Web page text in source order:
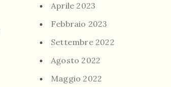
Aprile 2023
Febbraio 2023
Settembre 2022
Agosto 2022
Maggio 2022